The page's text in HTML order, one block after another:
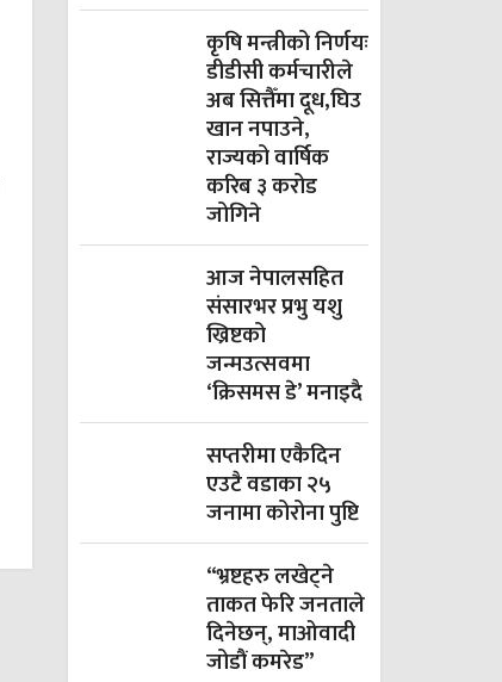
कृषि मन्त्रीको निर्णयः
डीडीसी कर्मचारीले
अब सित्तैँमा दूध,घिउ
खान नपाउने,
राज्यको वार्षिक
करिब ३ करोड
जोगिने
आज नेपालसहित
संसारभर प्रभु यशु
ख्रिष्टको
जन्मउत्सवमा
‘क्रिसमस डे’ मनाइदै
सप्तरीमा एकैदिन
एउटै वडाका २५
जनामा कोरोना पुष्टि
“भ्रष्टहरु लखेट्ने
ताकत फेरि जनताले
दिनेछन्, माओवादी
जोडौं कमरेड”